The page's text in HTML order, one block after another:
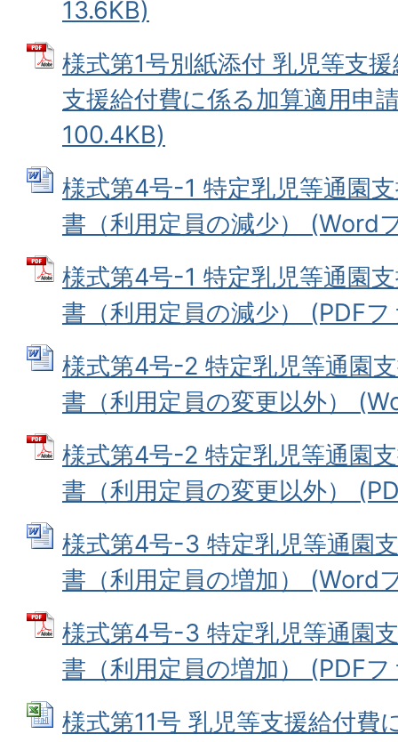
13.6KB)
様式第1号別紙添付 乳児等支
支援給付費に係る加算適用申
100.4KB)
様式第4号-1 特定乳児等通園
書（利用定員の減少） (Word
様式第4号-1 特定乳児等通園
書（利用定員の減少） (PDF
様式第4号-2 特定乳児等通園
書（利用定員の変更以外）
様式第4号-2 特定乳児等通園
書（利用定員の変更以外）
様式第4号-3 特定乳児等通園
書（利用定員の増加） (Word
様式第4号-3 特定乳児等通園
書（利用定員の増加） (PDF
様式第11号 乳児等支援給付費